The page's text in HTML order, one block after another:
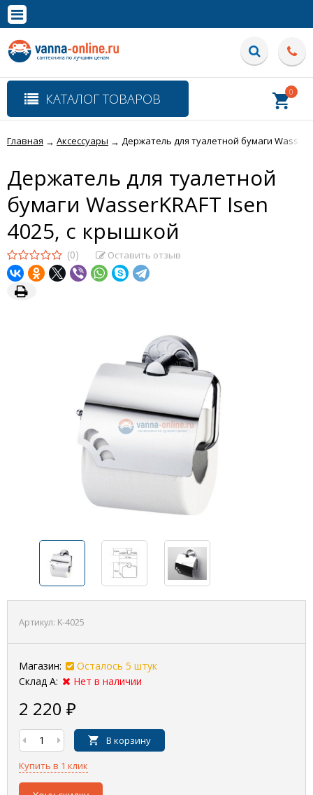
Полная версия сайта
КАТАЛОГ ТОВАРОВ 0
Главная → Аксессуары → Держатель для туалетной бумаги
Держатель для туалетной
бумаги WasserKRAFT Isen
4025, с крышкой
(0) Оставить отзыв
Артикул: K-4025
Магазин:
Осталось 5 штук
Склад А:
Нет в наличии
2 220 ₽
В корзину
Купить в 1 клик